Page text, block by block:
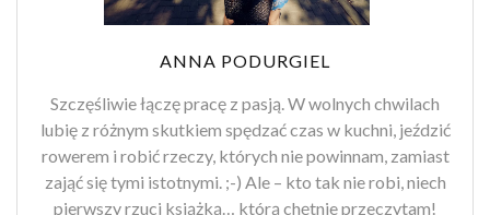
ANNA PODURGIEL
Szczęśliwie łączę pracę z pasją. W wolnych chwilach
lubię z różnym skutkiem spędzać czas w kuchni, jeździć
rowerem i robić rzeczy, których nie powinnam, zamiast
zająć się tymi istotnymi. ;-) Ale – kto tak nie robi, niech
pierwszy rzuci książką… którą chętnie przeczytam!